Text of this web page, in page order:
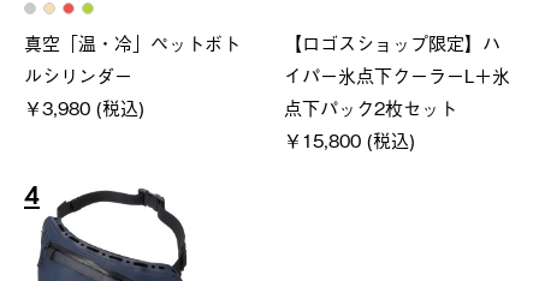
真空「温・冷」ペットボト
ルシリンダー
￥3,980 (税込)
【ロゴスショップ限定】ハ
イパー氷点下クーラーL＋氷
点下パック2枚セット
￥15,800 (税込)
4